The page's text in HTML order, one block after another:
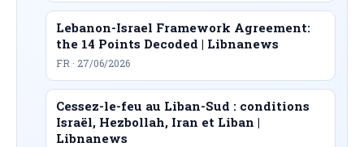
Lebanon-Israel Framework Agreement:
the 14 Points Decoded | Libnanews
FR · 27/06/2026
Cessez-le-feu au Liban-Sud : conditions
Israël, Hezbollah, Iran et Liban |
Libnanews